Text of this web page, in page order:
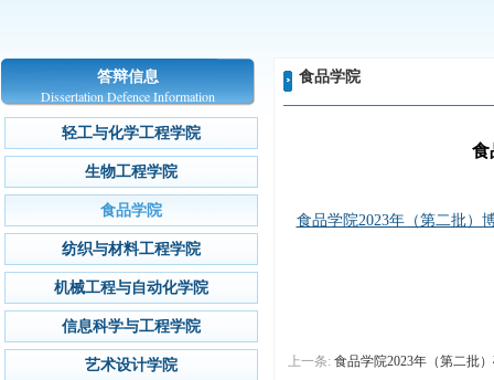
答辩信息
Dissertation Defence Information
轻工与化学工程学院
生物工程学院
食品学院
纺织与材料工程学院
机械工程与自动化学院
信息科学与工程学院
艺术设计学院
食品学院
食
食品学院2023年（第二批）
上一条: 食品学院2023年（第二批